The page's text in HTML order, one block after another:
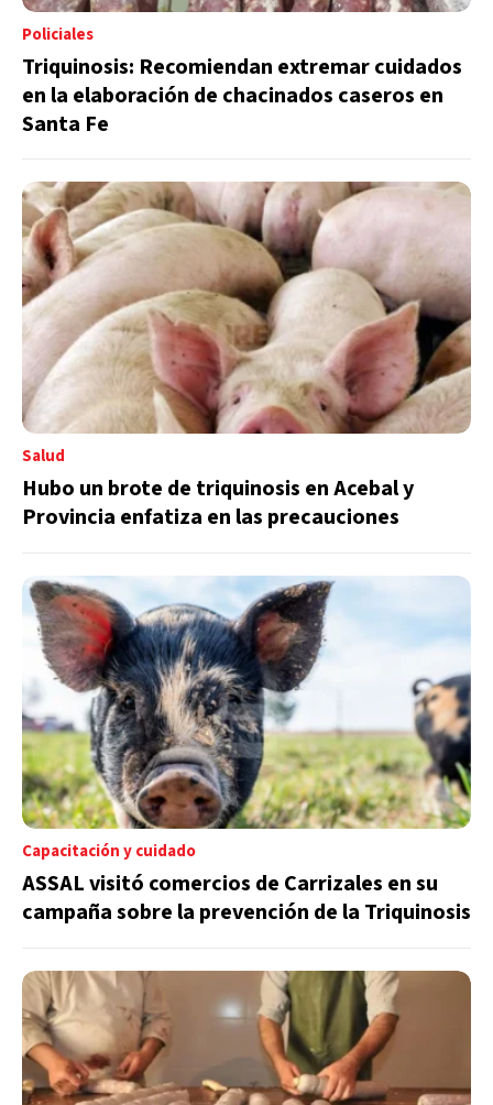
Policiales
Triquinosis: Recomiendan extremar cuidados
en la elaboración de chacinados caseros en
Santa Fe
Salud
Hubo un brote de triquinosis en Acebal y
Provincia enfatiza en las precauciones
Capacitación y cuidado
ASSAL visitó comercios de Carrizales en su
campaña sobre la prevención de la Triquinosis